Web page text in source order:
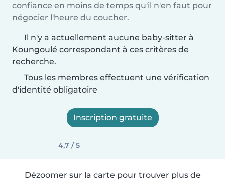
confiance en moins de temps qu'il n'en faut pour
négocier l'heure du coucher.
Il n'y a actuellement aucune baby-sitter à
Koungoulé correspondant à ces critères de
recherche.
Tous les membres effectuent une vérification
d'identité obligatoire
Inscription gratuite
4,7 / 5
Dézoomer sur la carte pour trouver plus de